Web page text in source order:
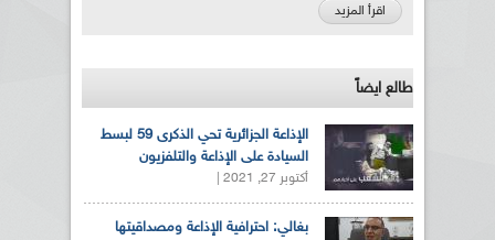
اقرأ المزيد
طالع ايضاً
الإذاعة الجزائرية تحي الذكرى 59 لبسط
السيادة على الإذاعة والتلفزيون
أكتوبر 27, 2021 |
بغالي: احترافية الإذاعة ومصداقيتها